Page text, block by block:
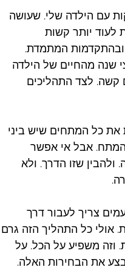
עם הילדה שלי. שעושה
לעוד יותר קשות
ובהתקדמות המתמדת.
שנה מהחיים של הילדה
קשה. לצד התהליכים
את כל המתחים שיש ביני
המתח. אבל אי אפשר
ולהבין שזו הדרך. ולא
צריך לעבור דרך
אולי כל התהליך הזה גרם
וזה משפיע על הכל. על
את הבחירות האלה.